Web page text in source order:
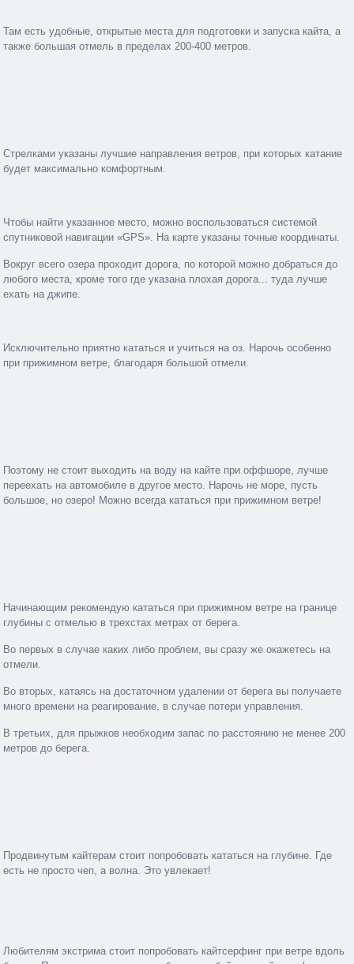
Там есть удобные, открытые места для подготовки и запуска кайта, а
также большая отмель в пределах 200-400 метров.
Стрелками указаны лучшие направления ветров, при которых катание
будет максимально комфортным.
Чтобы найти указанное место, можно воспользоваться системой
спутниковой навигации «GPS». На карте указаны точные координаты.
Вокруг всего озера проходит дорога, по которой можно добраться до
любого места, кроме того где указана плохая дорога... туда лучше
ехать на джипе.
Исключительно приятно кататься и учиться на оз. Нарочь особенно
при прижимном ветре, благодаря большой отмели.
Поэтому не стоит выходить на воду на кайте при оффшоре, лучше
переехать на автомобиле в другое место. Нарочь не море, пусть
большое, но озеро! Можно всегда кататься при прижимном ветре!
Начинающим рекомендую кататься при прижимном ветре на границе
глубины с отмелью в трехстах метрах от берега.
Во первых в случае каких либо проблем, вы сразу же окажетесь на
отмели.
Во вторых, катаясь на достаточном удалении от берега вы получаете
много времени на реагирование, в случае потери управления.
В третьих, для прыжков необходим запас по расстоянию не менее 200
метров до берега.
Продвинутым кайтерам стоит попробовать кататься на глубине. Где
есть не просто чеп, а волна. Это увлекает!
Любителям экстрима стоит попробовать кайтсерфинг при ветре вдоль